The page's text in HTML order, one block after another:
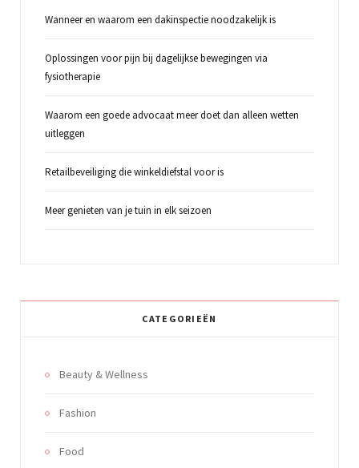
Wanneer en waarom een dakinspectie noodzakelijk is
Oplossingen voor pijn bij dagelijkse bewegingen via
fysiotherapie
Waarom een goede advocaat meer doet dan alleen wetten
uitleggen
Retailbeveiliging die winkeldiefstal voor is
Meer genieten van je tuin in elk seizoen
CATEGORIEËN
Beauty & Wellness
Fashion
Food